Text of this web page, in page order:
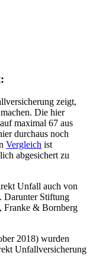
zeigt,
Die hier
maximal 67 aus
durchaus noch
Vergleich ist
abgesichert zu
Unfall auch von
Darunter Stiftung
Franke & Bornberg
2018) wurden
Unfallversicherung